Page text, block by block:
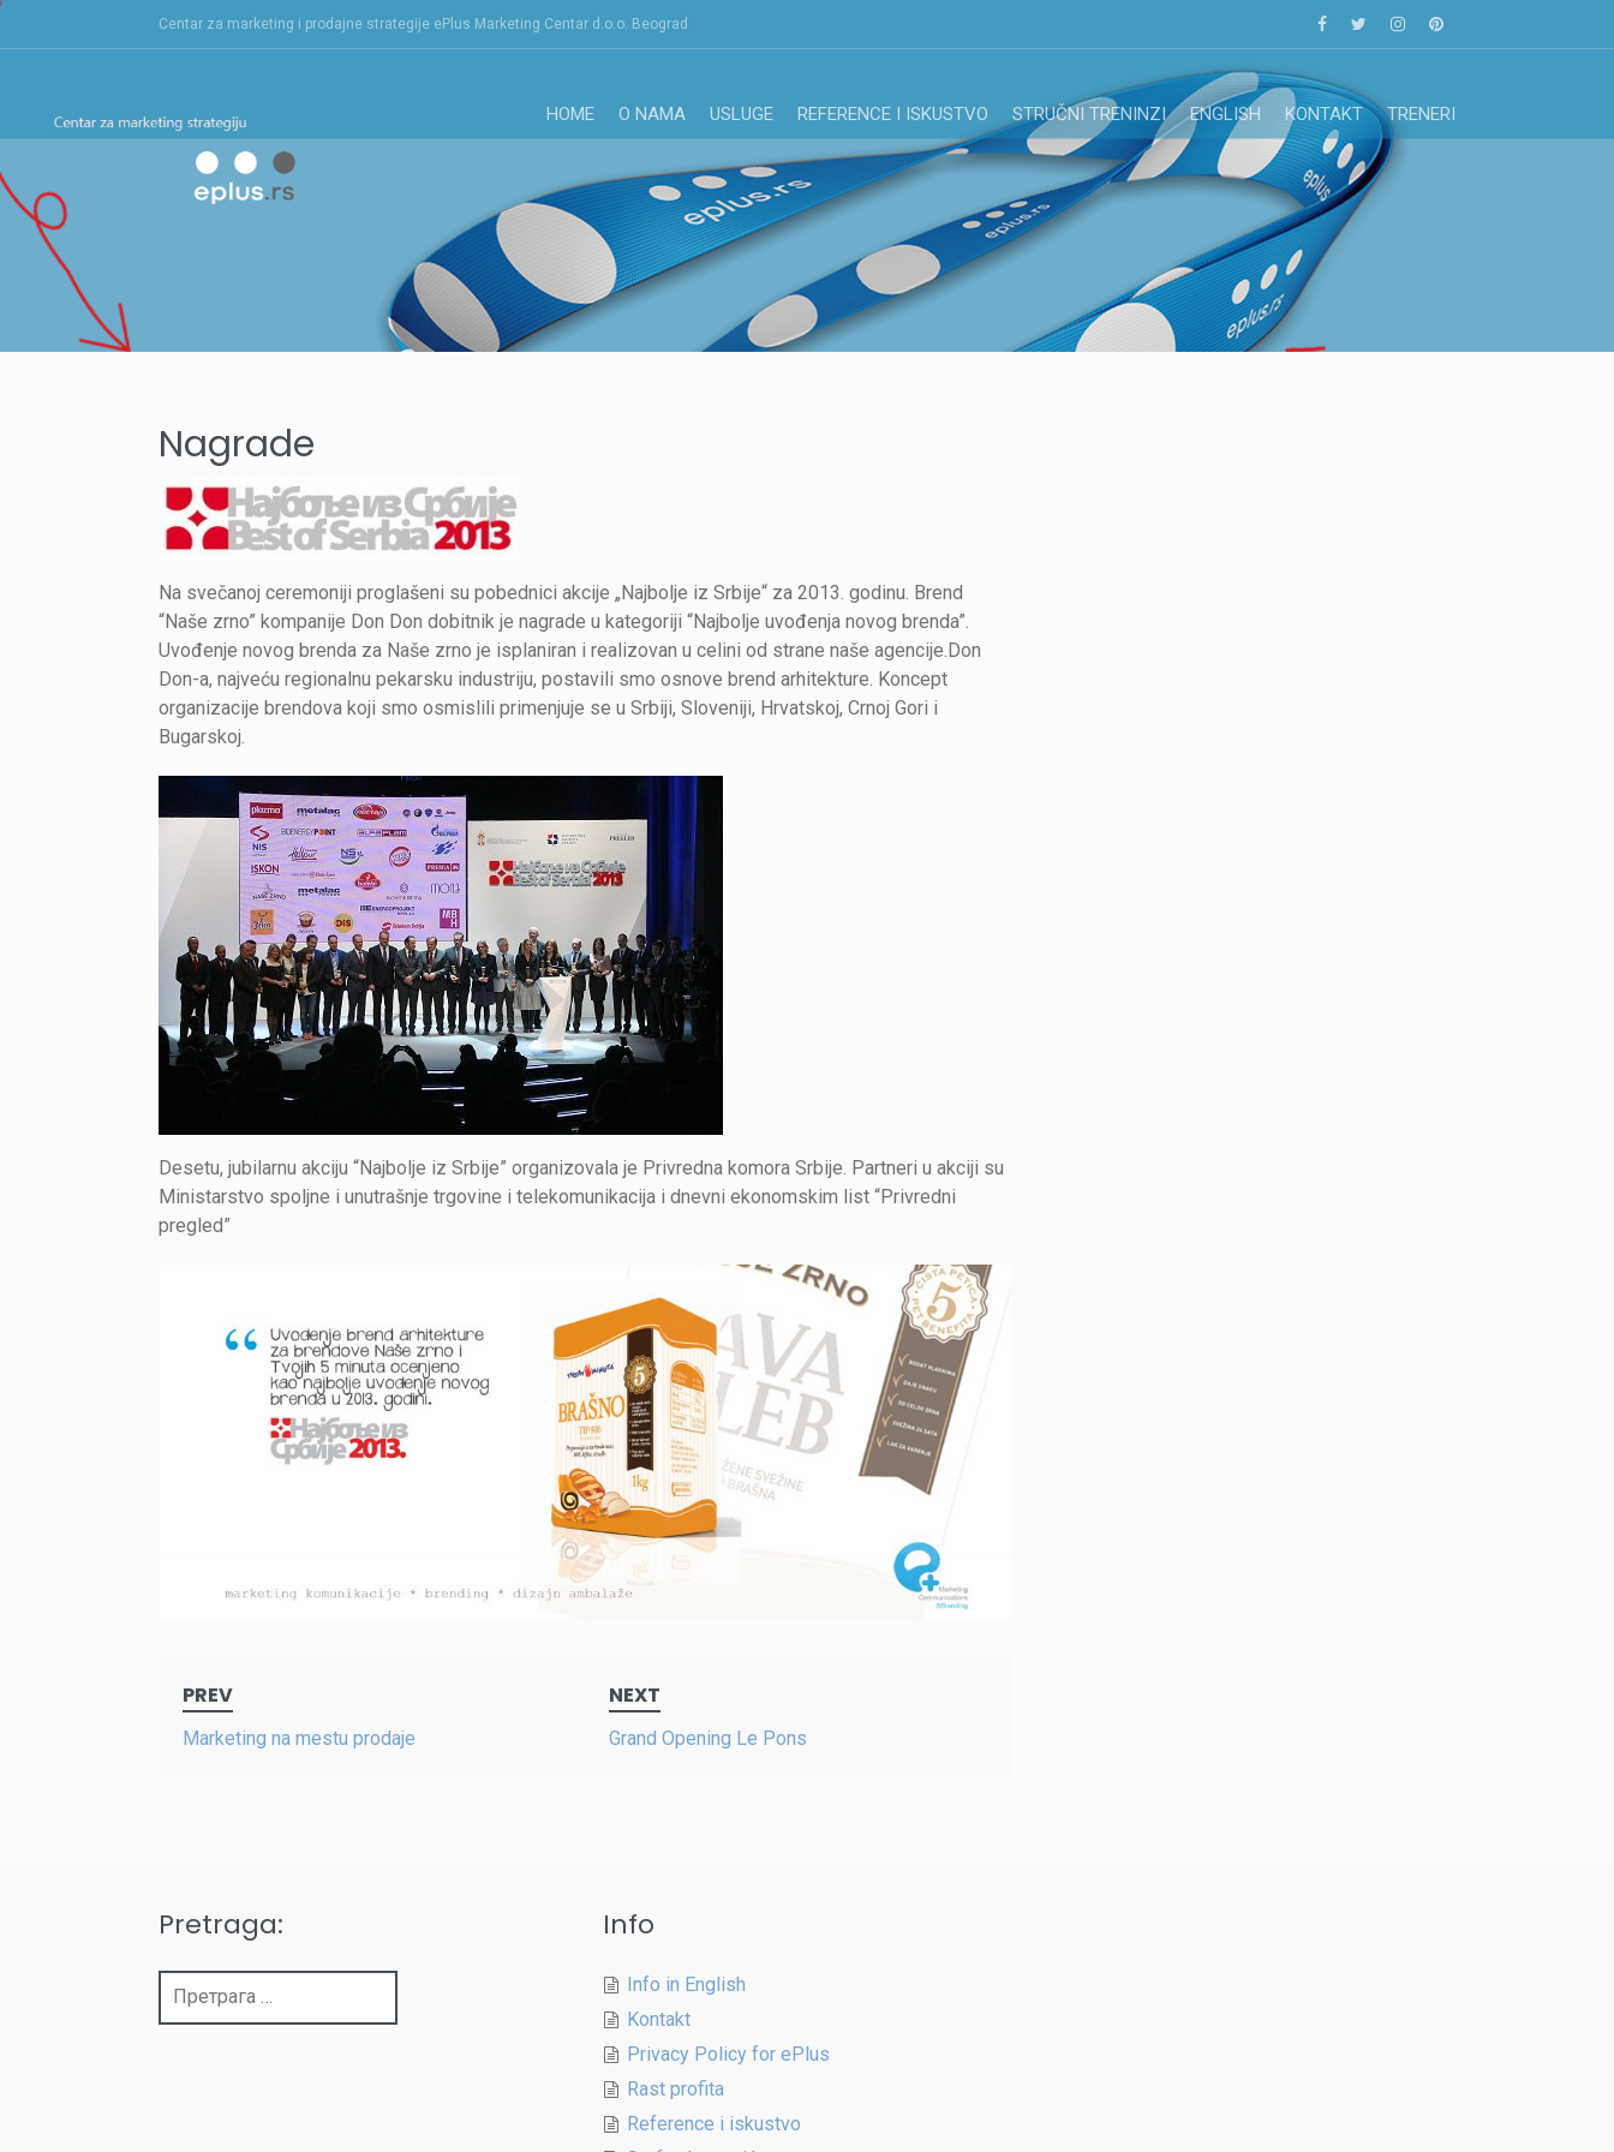
Skip
Centar za marketing i prodajne strategije ePlus Marketing Centar d.o.o. Beograd
HOME O NAMA USLUGE REFERENCE I ISKUSTVO STRUČNI TRENINZI ENGLISH KONTAKT TRENERI
Nagrade
Na svečanoj ceremoniji proglašeni su pobednici akcije „Najbolje iz Srbije“ za 2013. godinu. Brend
“Naše zrno” kompanije Don Don dobitnik je nagrade u kategoriji “Najbolje uvođenja novog brenda”.
Uvođenje novog brenda za Naše zrno je isplaniran i realizovan u celini od strane naše agencije.Don
Don-a, najveću regionalnu pekarsku industriju, postavili smo osnove brend arhitekture. Koncept
organizacije brendova koji smo osmislili primenjuje se u Srbiji, Sloveniji, Hrvatskoj, Crnoj Gori i
Bugarskoj.
Desetu, jubilarnu akciju “Najbolje iz Srbije” organizovala je Privredna komora Srbije. Partneri u akciji su
Ministarstvo spoljne i unutrašnje trgovine i telekomunikacija i dnevni ekonomskim list “Privredni
pregled”
navigation
PREV
Marketing na mestu prodaje
NEXT
Grand Opening Le Pons
Pretraga: Info
Info in English
Kontakt
Privacy Policy for ePlus
Rast profita
Reference i iskustvo